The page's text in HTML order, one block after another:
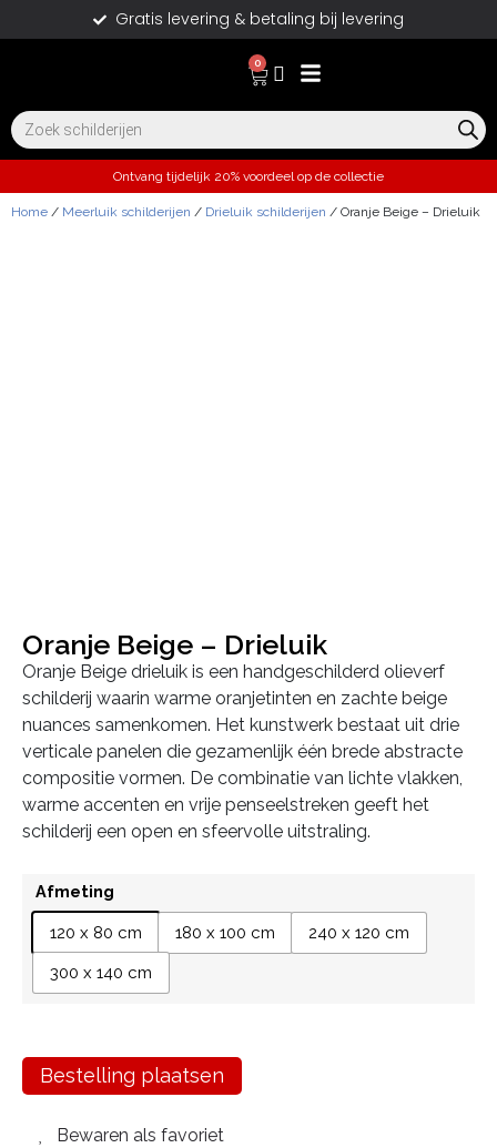
Gratis levering & betaling bij levering
0
Ontvang tijdelijk 20% voordeel op de collectie
Home / Meerluik schilderijen / Drieluik schilderijen / Oranje Beige – Drieluik
Oranje Beige – Drieluik
Oranje Beige drieluik is een handgeschilderd olieverf
schilderij waarin warme oranjetinten en zachte beige
nuances samenkomen. Het kunstwerk bestaat uit drie
verticale panelen die gezamenlijk één brede abstracte
compositie vormen. De combinatie van lichte vlakken,
warme accenten en vrije penseelstreken geeft het
schilderij een open en sfeervolle uitstraling.
Afmeting
120 x 80 cm 180 x 100 cm
240 x 120 cm
300 x 140 cm
Bestelling plaatsen
Bewaren als favoriet